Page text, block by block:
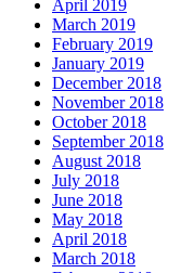
April 2019
March 2019
February 2019
January 2019
December 2018
November 2018
October 2018
September 2018
August 2018
July 2018
June 2018
May 2018
April 2018
March 2018